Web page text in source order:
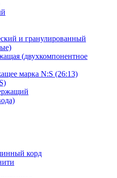
и гранулированный
(двухкомпонентное
марка N:S (26:13)
корд